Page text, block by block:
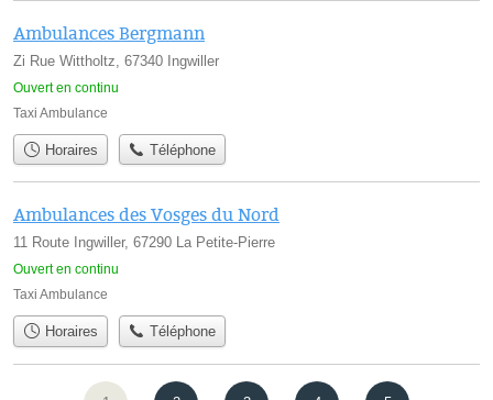
Ambulances Bergmann
Zi Rue Wittholtz, 67340 Ingwiller
Ouvert en continu
Taxi Ambulance
Horaires Téléphone
Ambulances des Vosges du Nord
11 Route Ingwiller, 67290 La Petite-Pierre
Ouvert en continu
Taxi Ambulance
Horaires Téléphone